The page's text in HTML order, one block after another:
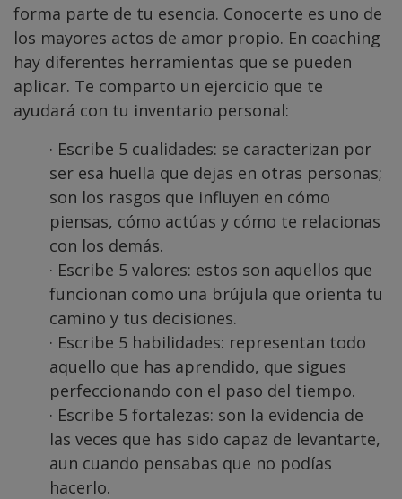
forma parte de tu esencia. Conocerte es uno de
los mayores actos de amor propio. En coaching
hay diferentes herramientas que se pueden
aplicar. Te comparto un ejercicio que te
ayudará con tu inventario personal:
· Escribe 5 cualidades: se caracterizan por
ser esa huella que dejas en otras personas;
son los rasgos que influyen en cómo
piensas, cómo actúas y cómo te relacionas
con los demás.
· Escribe 5 valores: estos son aquellos que
funcionan como una brújula que orienta tu
camino y tus decisiones.
· Escribe 5 habilidades: representan todo
aquello que has aprendido, que sigues
perfeccionando con el paso del tiempo.
· Escribe 5 fortalezas: son la evidencia de
las veces que has sido capaz de levantarte,
aun cuando pensabas que no podías
hacerlo.